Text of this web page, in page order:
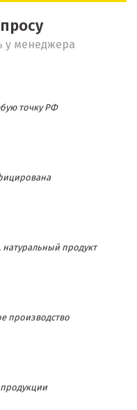
у менеджера
точку РФ
продукт
производство